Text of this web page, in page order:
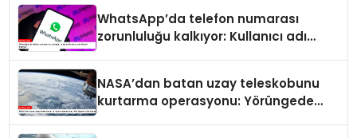
WhatsApp’da telefon numarası
zorunluluğu kalkıyor: Kullanıcı adı
NASA’dan batan uzay teleskobunu
kurtarma operasyonu: Yörüngede